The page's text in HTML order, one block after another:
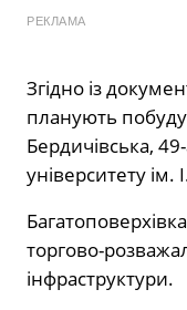
РЕКЛАМА
Згідно із
планують
Бердичівська,
університету ім.
торгово-
інфраструктури.